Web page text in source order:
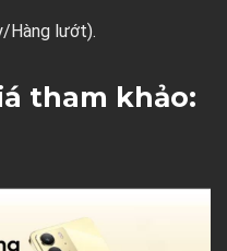
Hàng lướt).
tham khảo: